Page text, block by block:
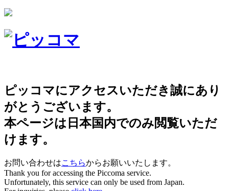
ピッコマにアクセスいただき誠にあり
がとうございます。
本ページは日本国内でのみ閲覧いただ
けます。
お問い合わせはこちらからお願いいたします。
Thank you for accessing the Piccoma service.
Unfortunately, this service can only be used from Japan.